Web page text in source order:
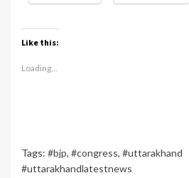
Like this:
Loading...
Tags: #bjp, #congress, #uttarakhand
#uttarakhandlatestnews